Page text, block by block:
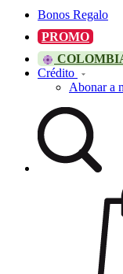
Bonos Regalo
PROMO
Crédito
Abonar a